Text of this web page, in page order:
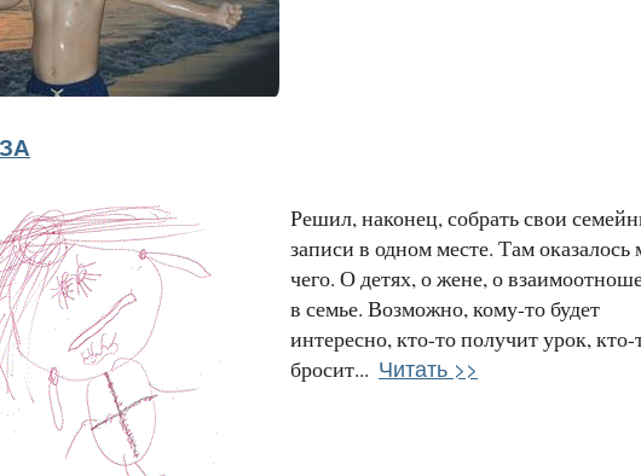
Решил, наконец, собрать свои
записи в одном месте. Там оказалось
чего. О детях, о жене, о
в семье. Возможно, кому-то будет
интересно, кто-то получит урок, кто-
бросит... Читать >>